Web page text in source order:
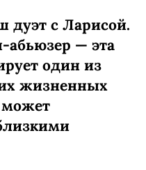
дуэт с Ларисой.
абьюзер — эта
один из
жизненных
может